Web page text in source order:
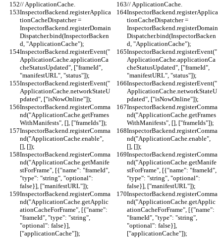
// ApplicationCache.
// ApplicationCache.
InspectorBackend.registerApplica
tionCacheDispatcher =
InspectorBackend.registerDomain
Dispatcher.bind(InspectorBacken
d, "ApplicationCache");
InspectorBackend.registerApplica
tionCacheDispatcher =
InspectorBackend.registerDomain
Dispatcher.bind(InspectorBacken
d, "ApplicationCache");
InspectorBackend.registerEvent("
ApplicationCache.applicationCa
cheStatusUpdated", ["frameId",
"manifestURL", "status"]);
InspectorBackend.registerEvent("
ApplicationCache.applicationCa
cheStatusUpdated", ["frameId",
"manifestURL", "status"]);
InspectorBackend.registerEvent("
ApplicationCache.networkStateU
pdated", ["isNowOnline"]);
InspectorBackend.registerEvent("
ApplicationCache.networkStateU
pdated", ["isNowOnline"]);
InspectorBackend.registerComma
nd("ApplicationCache.getFrames
WithManifests", [], ["frameIds"]);
InspectorBackend.registerComma
nd("ApplicationCache.getFrames
WithManifests", [], ["frameIds"]);
InspectorBackend.registerComma
nd("ApplicationCache.enable",
[], []);
InspectorBackend.registerComma
nd("ApplicationCache.enable",
[], []);
InspectorBackend.registerComma
nd("ApplicationCache.getManife
stForFrame", [{"name": "frameId",
"type": "string", "optional":
false}], ["manifestURL"]);
InspectorBackend.registerComma
nd("ApplicationCache.getManife
stForFrame", [{"name": "frameId",
"type": "string", "optional":
false}], ["manifestURL"]);
InspectorBackend.registerComma
nd("ApplicationCache.getApplic
ationCacheForFrame", [{"name":
"frameId", "type": "string",
"optional": false}],
["applicationCache"]);
InspectorBackend.registerComma
nd("ApplicationCache.getApplic
ationCacheForFrame", [{"name":
"frameId", "type": "string",
"optional": false}],
["applicationCache"]);